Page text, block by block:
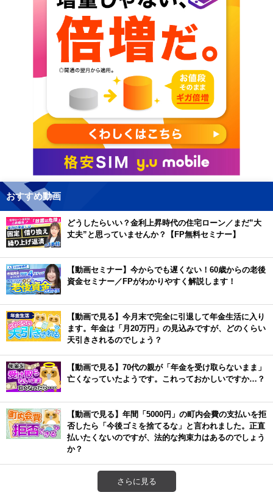
おすすめ動画
どうしたらいい？金利上昇時代の住宅ローン／まだ”大
丈夫”と思っていませんか？【FP無料セミナー】
【動画セミナー】今からでも遅くない！60歳からの老後
資金セミナー／FPがわかりやすく解説します！
【動画で見る】今月末で完全に引退して年金生活に入り
ます。年金は「月20万円」の見込みですが、どのくらい
天引きされるのでしょう？
【動画で見る】70代の親が「年金を受け取らないまま」
亡くなっていたようです。これっておかしいですか…？
【動画で見る】年間「5000円」の町内会費の支払いを拒
否したら「今後ゴミを捨てるな」と言われました。正直
払いたくないのですが、法的な拘束力はあるのでしょう
か？
さらに見る